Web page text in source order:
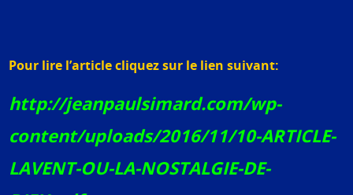
Pour lire l’article cliquez sur le lien suivant:
http://jeanpaulsimard.com/wp-
content/uploads/2016/11/10-ARTICLE-
LAVENT-OU-LA-NOSTALGIE-DE-